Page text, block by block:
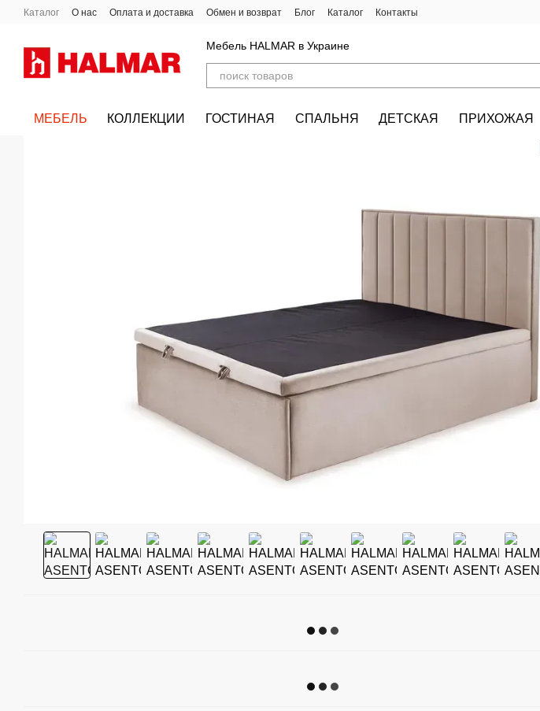
Перейти к основному контенту
Каталог О нас Оплата и доставка Обмен и возврат Блог Каталог Контакты
Мебель HALMAR в Украине
МЕБЕЛЬ КОЛЛЕКЦИИ ГОСТИНАЯ СПАЛЬНЯ ДЕТСКАЯ ПРИХОЖАЯ